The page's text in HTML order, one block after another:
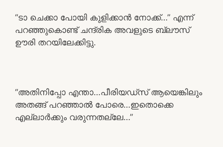
“ടാ ചെക്കാ പോയി കുളിക്കാൻ നോക്ക്…” എന്ന്
പറഞ്ഞുകൊണ്ട് ചന്ദ്രിക അവളുടെ ബ്ലൗസ്
ഊരി തറയിലേക്കിട്ടു.
“അതിനിപ്പോ എന്താ…പീരിയഡ്സ് ആയെങ്കിലും
അതങ്ങ് പറഞ്ഞാൽ പോരെ…ഇതൊക്കെ
എല്ലാർക്കും വരുന്നതല്ലേ…”